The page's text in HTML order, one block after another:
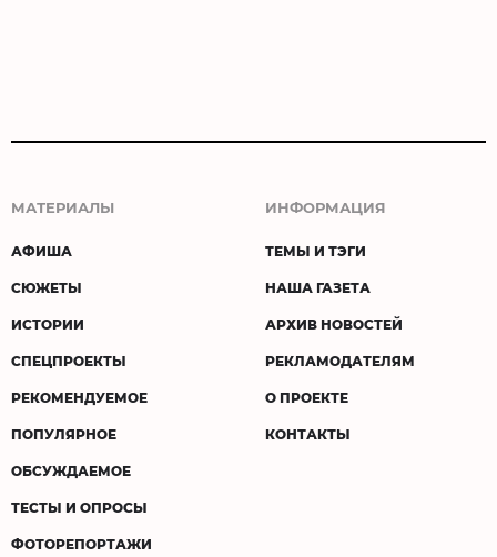
МАТЕРИАЛЫ
АФИША
СЮЖЕТЫ
ИСТОРИИ
СПЕЦПРОЕКТЫ
РЕКОМЕНДУЕМОЕ
ПОПУЛЯРНОЕ
ОБСУЖДАЕМОЕ
ТЕСТЫ И ОПРОСЫ
ФОТОРЕПОРТАЖИ
ИНФОРМАЦИЯ
ТЕМЫ И ТЭГИ
НАША ГАЗЕТА
АРХИВ НОВОСТЕЙ
РЕКЛАМОДАТЕЛЯМ
О ПРОЕКТЕ
КОНТАКТЫ